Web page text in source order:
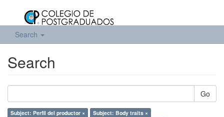
Search
Search
Go
Subject: Perfil del productor ×
Subject: Body traits ×